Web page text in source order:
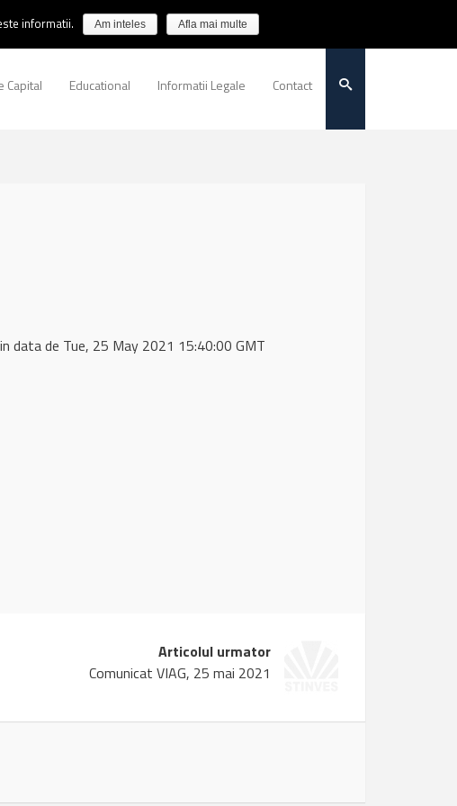
Capital Educational Informatii Legale Contact
data de Tue, 25 May 2021 15:40:00 GMT
Articolul urmator
Comunicat VIAG, 25 mai 2021
informatii. Am inteles Afla mai multe